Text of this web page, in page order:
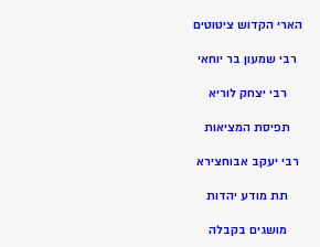
הארי הקדוש ציטוטים
רבי שמעון בר יוחאי
רבי יצחק לוריא
תפיסת המציאות
רבי יעקב אבוחצירא
תת מודע יהדות
מושגים בקבלה